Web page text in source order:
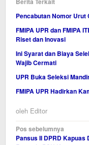
Pencabutan Nomor Urut
FMIPA UPR dan FMIPA
Riset dan Inovasi
Ini Syarat dan Biaya
Wajib Cermati
UPR Buka Seleksi
FMIPA UPR Hadirkan
oleh Editor
Navigasi
pos
Pos sebelumnya
Pansus II DPRD Kapuas